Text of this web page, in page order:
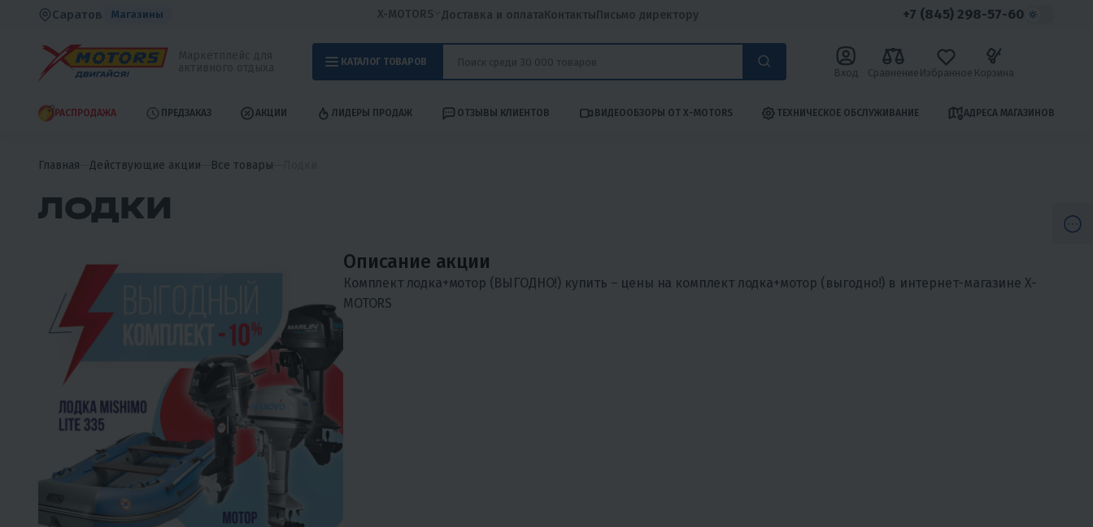
Саратов Магазины X-MOTORS Доставка и оплатаКонтактыПисьмо директору +7 (845) 298-57-60
КАТАЛОГ ТОВАРОВ
Вход Сравнение Избранное Корзина
РАСПРОДАЖА ПРЕДЗАКАЗ АКЦИИ ЛИДЕРЫ ПРОДАЖ ОТЗЫВЫ КЛИЕНТОВ ВИДЕООБЗОРЫ ОТ X-MOTORS ТЕХНИЧЕСКОЕ ОБСЛУЖИВАНИЕ АДРЕСА МАГАЗИНОВ
Главная Действующие акции Все товары
ЛОДКИ
Описание акции
Комплект лодка+мотор (ВЫГОДНО!) купить – цены на комплект лодка+мотор (выгодно!) в интернет-магазине X-
MOTORS